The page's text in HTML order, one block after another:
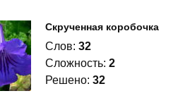
Скрученная коробочка
Слов: 32
Сложность: 2
Решено: 32